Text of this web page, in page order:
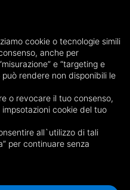
by mail
cookie o tecnologie simili
anche per
e “targeting e
rendere non disponibili le
o revocare il tuo consenso,
cookie del tuo
all`utilizzo di tali
per continuare senza